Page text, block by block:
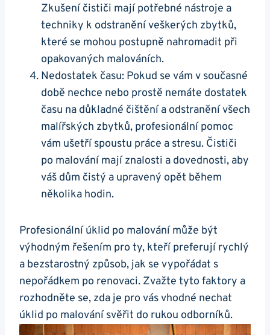
Zkušení čističi mají potřebné nástroje a
techniky k odstranění veškerých zbytků,
které se mohou postupně nahromadit při
opakovaných malováních.
Nedostatek času: Pokud se vám v současné
době nechce nebo prostě nemáte dostatek
času na důkladné čištění a odstranění všech
malířských zbytků, profesionální pomoc
vám ušetří spoustu práce a stresu. Čističi
po malování mají znalosti a dovednosti, aby
váš dům čistý a upravený opět během
několika hodin.
Profesionální úklid po malování může být
výhodným řešením pro ty, kteří preferují rychlý
a bezstarostný způsob, jak se vypořádat s
nepořádkem po renovaci. Zvažte tyto faktory a
rozhodněte se, zda je pro vás vhodné nechat
úklid po malování svěřit do rukou odborníků.